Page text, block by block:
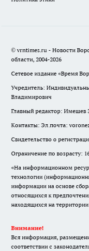
© vrntimes.ru - Новости
области, 2004-2026
Сетевое издание «Время
Учредитель:
Владимирович
Главный редактор: Имешев
Контакты: Эл.почта:
Свидетельство о
Ограничение по возрасту:
«На информационном
технологии
информации на основе
относящихся к
находящихся на
Внимание!
Вся информация,
соответствии с